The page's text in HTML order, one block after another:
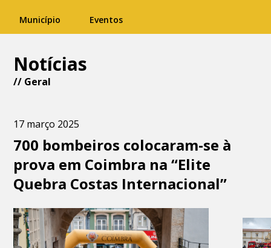
Município Eventos
Notícias
// Geral
17 março 2025
700 bombeiros colocaram-se à
prova em Coimbra na “Elite
Quebra Costas Internacional”